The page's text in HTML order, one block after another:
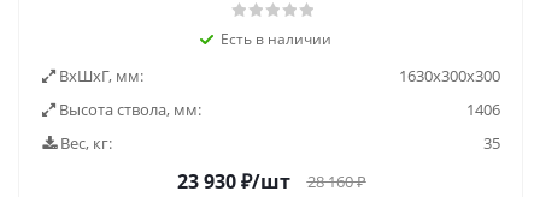
Есть в наличии
ВxШxГ, мм:
1630x300x300
Высота ствола, мм:
1406
Вес, кг:
35
23 930₽/шт 28 160₽